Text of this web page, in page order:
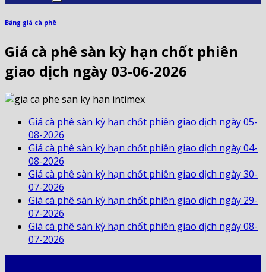
Bảng giá cà phê
Giá cà phê sàn kỳ hạn chốt phiên
giao dịch ngày 03-06-2026
Giá cà phê sàn kỳ hạn chốt phiên giao dịch ngày 05-
08-2026
Giá cà phê sàn kỳ hạn chốt phiên giao dịch ngày 04-
08-2026
Giá cà phê sàn kỳ hạn chốt phiên giao dịch ngày 30-
07-2026
Giá cà phê sàn kỳ hạn chốt phiên giao dịch ngày 29-
07-2026
Giá cà phê sàn kỳ hạn chốt phiên giao dịch ngày 08-
07-2026